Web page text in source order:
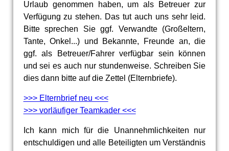
Urlaub genommen haben, um als Betreuer zur
Verfügung zu stehen. Das tut auch uns sehr leid.
Bitte sprechen Sie ggf. Verwandte (Großeltern,
Tante, Onkel...) und Bekannte, Freunde an, die
ggf. als Betreuer/Fahrer verfügbar sein können
und sei es auch nur stundenweise. Schreiben Sie
dies dann bitte auf die Zettel (Elternbriefe).
>>> Elternbrief neu <<<
>>> vorläufiger Teamkader <<<
Ich kann mich für die Unannehmlichkeiten nur
entschuldigen und alle Beteiligten um Verständnis